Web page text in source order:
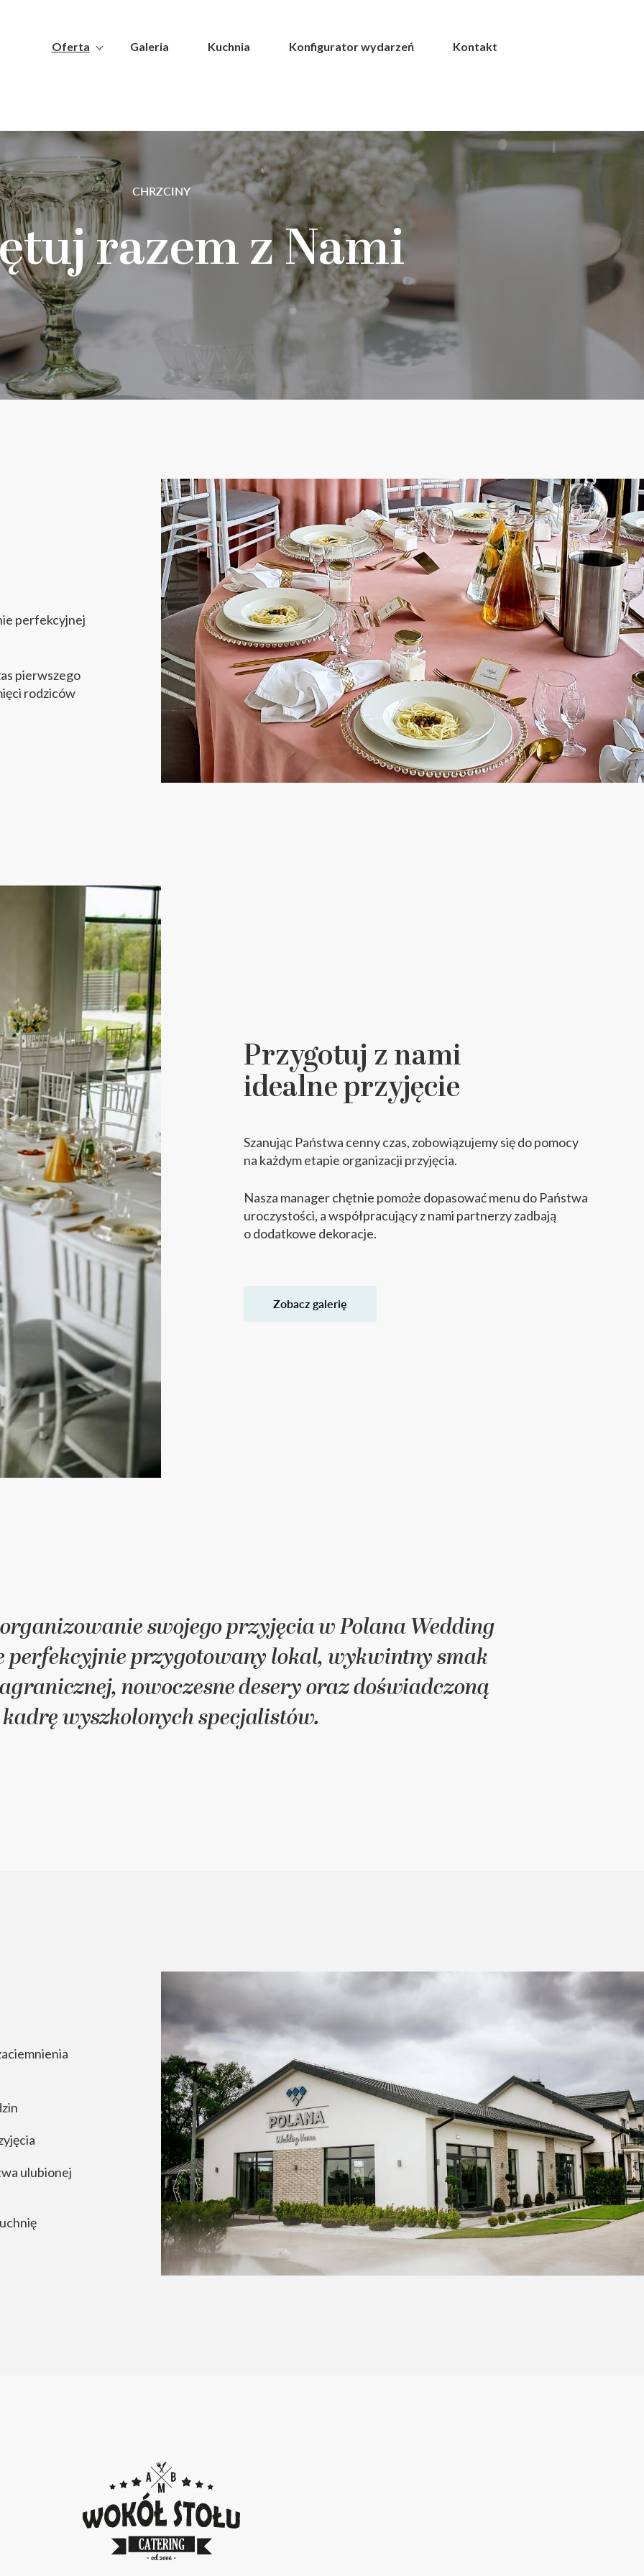
Oferta Galeria Kuchnia Konfigurator wydarzeń Kontakt
CHRZCINY
razem z Nami
perfekcyjnej
pierwszego
rodziców
Przygotuj z nami
idealne przyjęcie
Szanując Państwa cenny czas, zobowiązujemy się do pomocy
na każdym etapie organizacji przyjęcia.
Nasza manager chętnie pomoże dopasować menu do Państwa
uroczystości, a współpracujący z nami partnerzy zadbają
o dodatkowe dekoracje.
Zobacz galerię
swojego przyjęcia w Polana Wedding
perfekcyjnie przygotowany lokal, wykwintny smak
nowoczesne desery oraz doświadczoną
kadrę wyszkolonych specjalistów.
ulubionej